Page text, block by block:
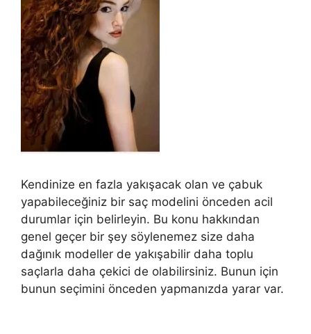
Kendinize en fazla yakışacak olan ve çabuk
yapabileceğiniz bir saç modelini önceden acil
durumlar için belirleyin. Bu konu hakkından
genel geçer bir şey söylenemez size daha
dağınık modeller de yakışabilir daha toplu
saçlarla daha çekici de olabilirsiniz. Bunun için
bunun seçimini önceden yapmanızda yarar var.